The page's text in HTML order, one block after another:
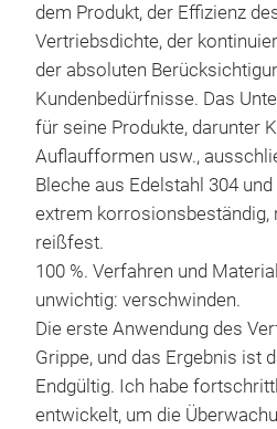
dem Produkt, der Effizienz
Vertriebsdichte, der
der absoluten
Kundenbedürfnisse. Das
für seine Produkte, darunter
Auflaufformen usw.,
Bleche aus Edelstahl 304
extrem korrosionsbeständig,
reißfest.
100 %. Verfahren und
unwichtig: verschwinden.
Die erste Anwendung des
Grippe, und das Ergebnis ist
Endgültig. Ich habe
entwickelt, um die